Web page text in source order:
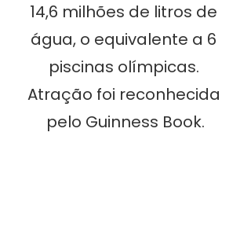
14,6 milhões de litros de
água, o equivalente a 6
piscinas olímpicas.
Atração foi reconhecida
pelo Guinness Book.